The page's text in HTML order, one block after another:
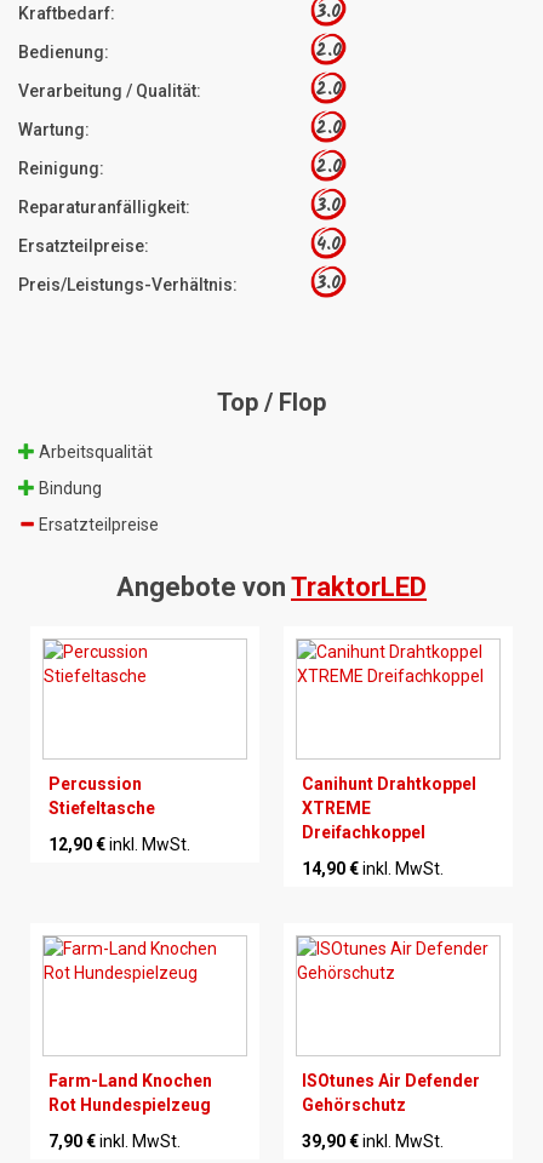
Kraftbedarf: 3.0
Bedienung: 2.0
Verarbeitung / Qualität: 2.0
Wartung: 2.0
Reinigung: 2.0
Reparaturanfälligkeit: 3.0
Ersatzteilpreise: 4.0
Preis/Leistungs-Verhältnis: 3.0
Top / Flop
Arbeitsqualität
Bindung
Ersatzteilpreise
Angebote von TraktorLED
Percussion
Stiefeltasche
12,90 €inkl. MwSt.
Canihunt Drahtkoppel
XTREME
Dreifachkoppel
14,90 €inkl. MwSt.
Farm-Land Knochen
Rot Hundespielzeug
7,90 €inkl. MwSt.
ISOtunes Air Defender
Gehörschutz
39,90 €inkl. MwSt.